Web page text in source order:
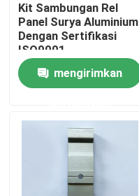
Kit Sambungan Rel
Panel Surya Aluminium
Dengan Sertifikasi
ISO9001
mengirimkan